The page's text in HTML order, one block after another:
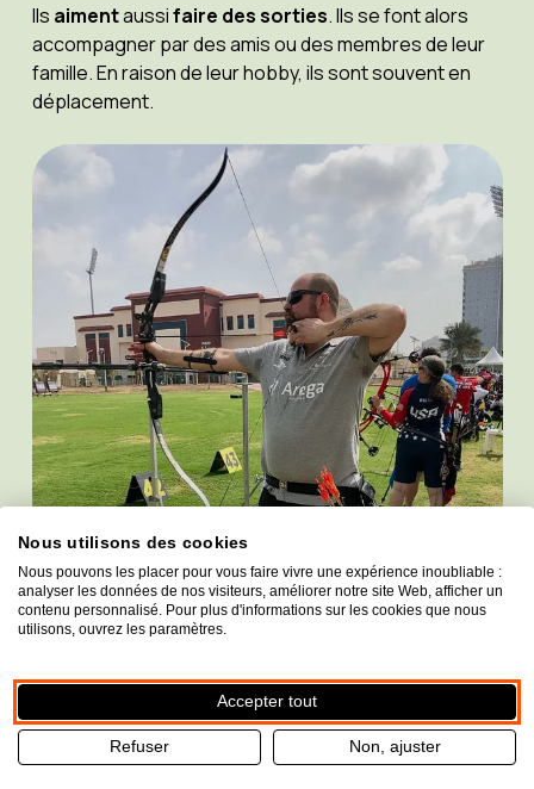
Ils aimentaussifaire des sorties. Ils se font alors
accompagner par des amis ou des membres de leur
famille. En raison de leur hobby, ils sont souvent en
déplacement.
Nous utilisons des cookies
Nous pouvons les placer pour vous faire vivre une expérience inoubliable :
analyser les données de nos visiteurs, améliorer notre site Web, afficher un
contenu personnalisé. Pour plus d'informations sur les cookies que nous
utilisons, ouvrez les paramètres.
Accepter tout
Refuser Non, ajuster